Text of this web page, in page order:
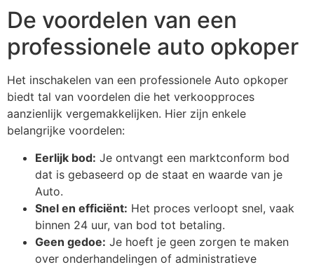
De voordelen van een
professionele auto opkoper
Het inschakelen van een professionele Auto opkoper
biedt tal van voordelen die het verkoopproces
aanzienlijk vergemakkelijken. Hier zijn enkele
belangrijke voordelen:
Eerlijk bod: Je ontvangt een marktconform bod
dat is gebaseerd op de staat en waarde van je
Auto.
Snel en efficiënt: Het proces verloopt snel, vaak
binnen 24 uur, van bod tot betaling.
Geen gedoe: Je hoeft je geen zorgen te maken
over onderhandelingen of administratieve